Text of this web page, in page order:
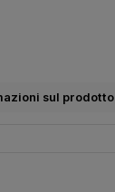
sul prodotto